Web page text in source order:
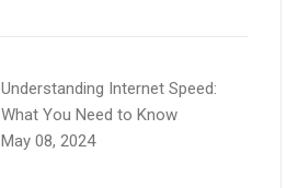
Understanding Internet Speed:
What You Need to Know
May 08, 2024